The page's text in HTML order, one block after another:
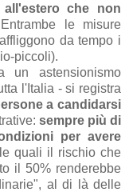
che non
le misure
da tempo i
piccoli).
un astensionismo
l'Italia - si registra
a candidarsi
sempre più di
per avere
quali il rischio che
il 50% renderebbe
al di là delle